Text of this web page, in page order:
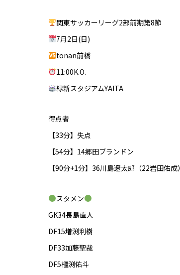
関東サッカーリーグ2部前期第8節
7月2日(日)
tonan前橋
11:00K.O.
緑新スタジアムYAITA
得点者
【33分】失点
【54分】14郷田ブランドン
【90分+1分】36川島遼太郎（22岩田佑成）
スタメン
GK34長島直人
DF15増渕利樹
DF33加藤聖哉
DF5橿渕佑斗